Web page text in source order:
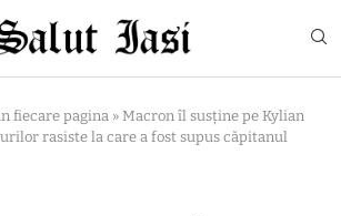
fiecare pagina » Macron îl susține pe Kylian
rasiste la care a fost supus căpitanul